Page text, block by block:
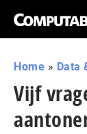
Home » Data
Vijf